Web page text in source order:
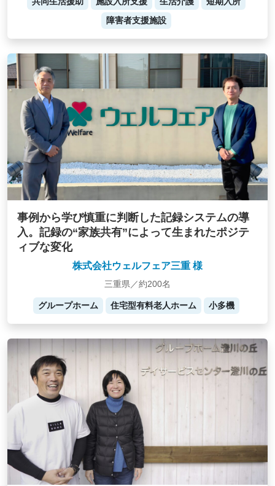
障害者支援施設
事例から学び慎重に判断した記録システムの導
入。記録の“家族共有”によって生まれたポジテ
ィブな変化
株式会社ウェルフェア三重 様
三重県／約200名
グループホーム 住宅型有料老人ホーム 小多機